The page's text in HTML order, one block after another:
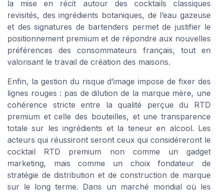
la mise en récit autour des cocktails classiques
revisités, des ingrédients botaniques, de l’eau gazeuse
et des signatures de bartenders permet de justifier le
positionnement premium et de répondre aux nouvelles
préférences des consommateurs français, tout en
valorisant le travail de création des maisons.
Enfin, la gestion du risque d’image impose de fixer des
lignes rouges : pas de dilution de la marque mère, une
cohérence stricte entre la qualité perçue du RTD
premium et celle des bouteilles, et une transparence
totale sur les ingrédients et la teneur en alcool. Les
acteurs qui réussiront seront ceux qui considéreront le
cocktail RTD premium non comme un gadget
marketing, mais comme un choix fondateur de
stratégie de distribution et de construction de marque
sur le long terme. Dans un marché mondial où les